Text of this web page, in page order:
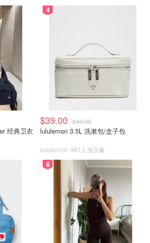
经典卫衣
4
$39.00 $48.00
lululemon 3.5L 洗漱包/盒子包
lululemon 967人感兴趣
6